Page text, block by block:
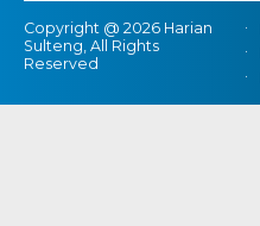
Copyright @ 2026 Harian
Sulteng, All Rights
Reserved